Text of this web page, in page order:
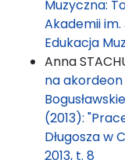
Muzyczna:
Akademii im.
Edukacja
Anna
na
(2013):
Długosza w
2013, t. 8